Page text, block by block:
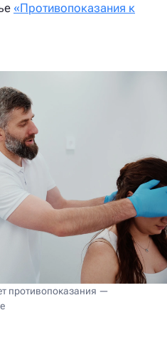
«Противопоказания к
противопоказания —